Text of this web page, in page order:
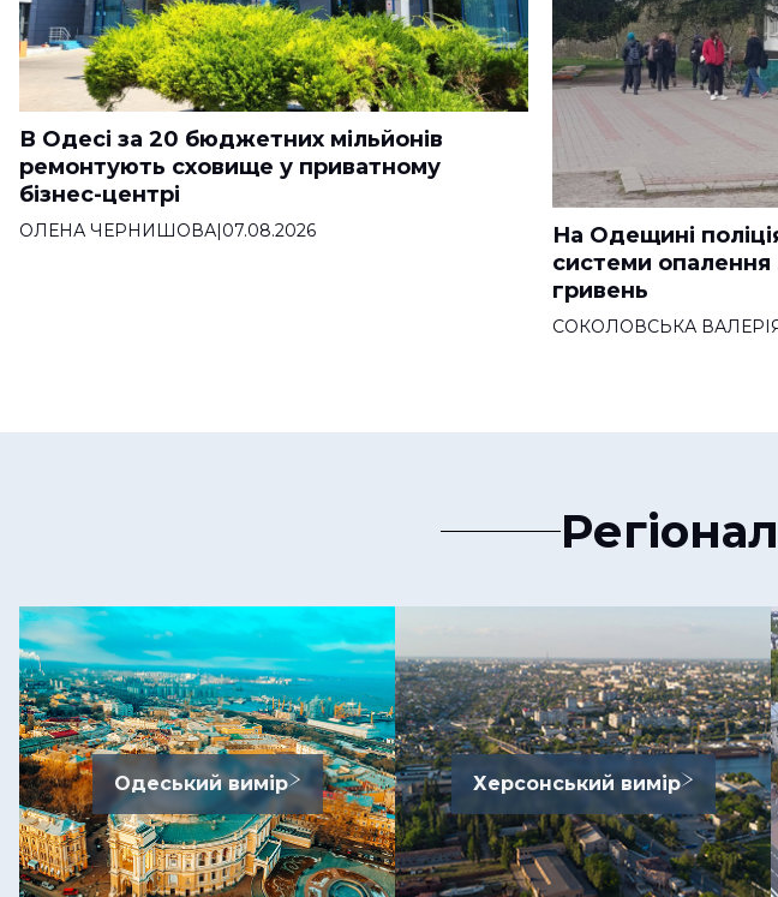
В Одесі за 20 бюджетних мільйонів
ремонтують сховище у приватному
бізнес-центрі
ОЛЕНА ЧЕРНИШОВА|07.08.2026
На Одещині
системи опалення
гривень
СОКОЛОВСЬКА
Одеський вимір Херсонський вимір